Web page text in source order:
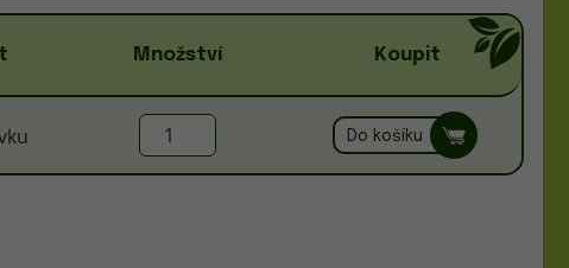
Množství Koupit
Do košíku